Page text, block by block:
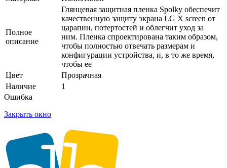
Полное
описание
Глянцевая защитная пленка Spolky обеспечит
качественную защиту экрана LG X screen от
царапин, потертостей и облегчит уход за
ним. Пленка спроектирована таким образом,
чтобы полностью отвечать размерам и
конфигурации устройства, и, в то же время,
чтобы ее
Цвет
Прозрачная
Наличие
1
Ошибка
Закрыть окно